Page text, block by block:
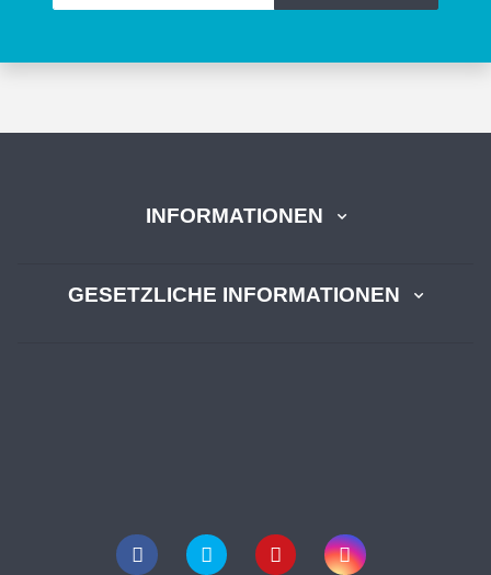
INFORMATIONEN
GESETZLICHE INFORMATIONEN